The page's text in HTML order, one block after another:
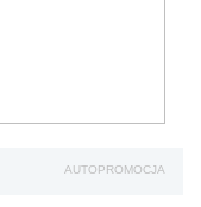
AUTOPROMOCJA